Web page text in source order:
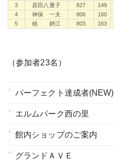
3
原田八重子 827 149
4
神保 一夫 806 160
5
槙 静江 803 163
（参加者23名）
パーフェクト達成者(NEW)
エルムパーク西の里
館内ショップのご案内
グランドＡＶＥ